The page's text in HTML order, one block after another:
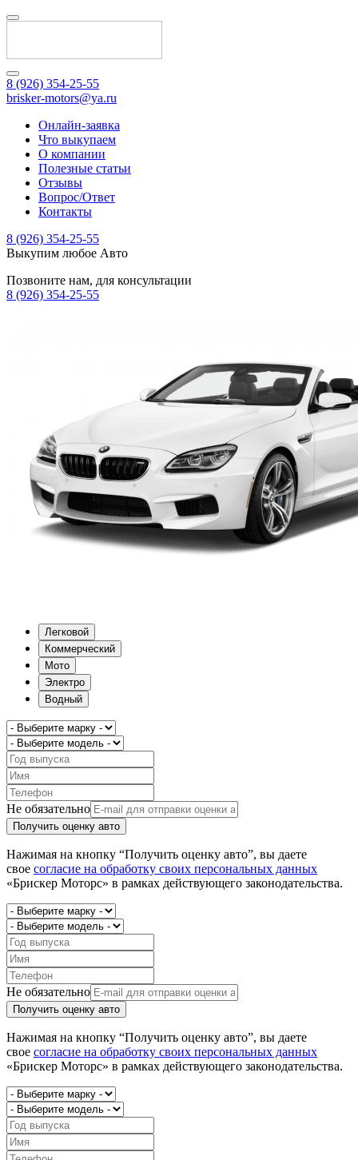
8 (926) 354-25-55
brisker-motors@ya.ru
Онлайн-заявка
Что выкупаем
О компании
Полезные статьи
Отзывы
Вопрос/Ответ
Контакты
8 (926) 354-25-55
Выкупим любое Авто
Позвоните нам, для консультации
8 (926) 354-25-55
Легковой
Коммерческий
Мото
Электро
Водный
Не обязательно
Получить оценку авто
Нажимая на кнопку “Получить оценку авто”, вы даете
свое согласие на обработку своих персональных данных
«Брискер Моторс» в рамках действующего законодательства.
Не обязательно
Получить оценку авто
Нажимая на кнопку “Получить оценку авто”, вы даете
свое согласие на обработку своих персональных данных
«Брискер Моторс» в рамках действующего законодательства.